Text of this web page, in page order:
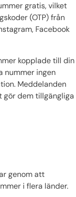
gratis, vilket
(OTP) från
Facebook
kopplade till din
nummer ingen
Meddelanden
gör dem tillgängliga
genom att
i flera länder.